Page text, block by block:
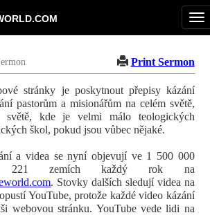
Print Sermon
stránky je poskytnout přepisy kázání
pastorům a misionářům na celém světě,
světě, kde je velmi málo teologických
škol, pokud jsou vůbec nějaké.
a videa se nyní objevují ve 1 500 000
221 zemích každý rok na
. Stovky dalších sledují videa na
YouTube, protože každé video kázání
webovou stránku. YouTube vede lidi na